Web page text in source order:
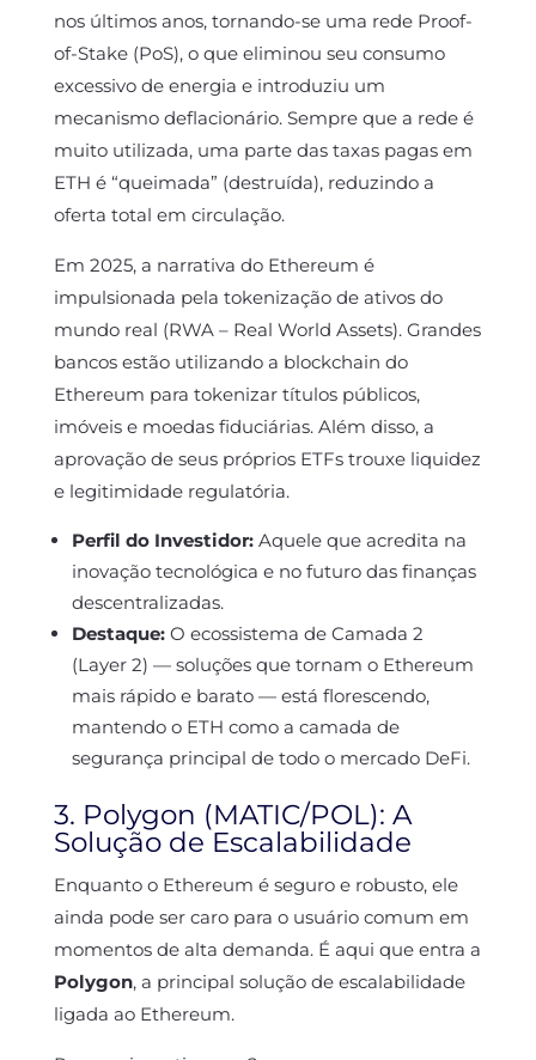
nos últimos anos, tornando-se uma rede Proof-
of-Stake (PoS), o que eliminou seu consumo
excessivo de energia e introduziu um
mecanismo deflacionário. Sempre que a rede é
muito utilizada, uma parte das taxas pagas em
ETH é “queimada” (destruída), reduzindo a
oferta total em circulação.
Em 2025, a narrativa do Ethereum é
impulsionada pela tokenização de ativos do
mundo real (RWA – Real World Assets). Grandes
bancos estão utilizando a blockchain do
Ethereum para tokenizar títulos públicos,
imóveis e moedas fiduciárias. Além disso, a
aprovação de seus próprios ETFs trouxe liquidez
e legitimidade regulatória.
Perfil do Investidor:Aquele que acredita na
inovação tecnológica e no futuro das finanças
descentralizadas.
Destaque:O ecossistema de Camada 2
(Layer 2) — soluções que tornam o Ethereum
mais rápido e barato — está florescendo,
mantendo o ETH como a camada de
segurança principal de todo o mercado DeFi.
3. Polygon (MATIC/POL): A
Solução de Escalabilidade
Enquanto o Ethereum é seguro e robusto, ele
ainda pode ser caro para o usuário comum em
momentos de alta demanda. É aqui que entra a
Polygon, a principal solução de escalabilidade
ligada ao Ethereum.